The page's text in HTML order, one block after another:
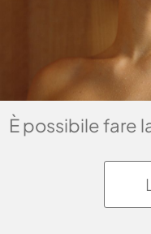
È possibile fare